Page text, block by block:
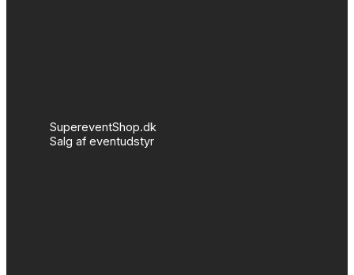
SupereventShop.dk
Salg af eventudstyr